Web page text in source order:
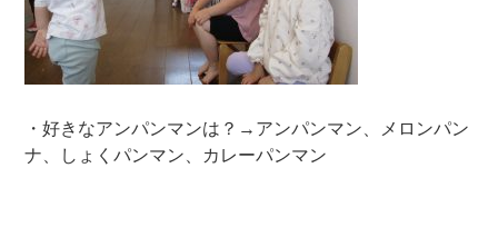
・好きなアンパンマンは？→アンパンマン、メロンパン
ナ、しょくパンマン、カレーパンマン